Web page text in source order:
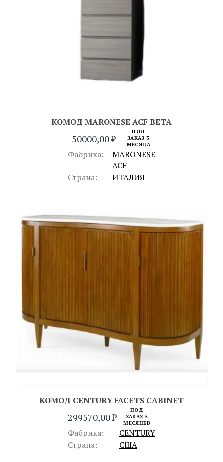
КОМОД MARONESE ACF BETA
50000,00₽
ПОД
ЗАКАЗ 3
МЕСЯЦА
Фабрика:
MARONESE
ACF
Страна:
ИТАЛИЯ
КОМОД CENTURY FACETS CABINET
299570,00₽
ПОД
ЗАКАЗ 5
МЕСЯЦЕВ
Фабрика:
CENTURY
Страна:
США